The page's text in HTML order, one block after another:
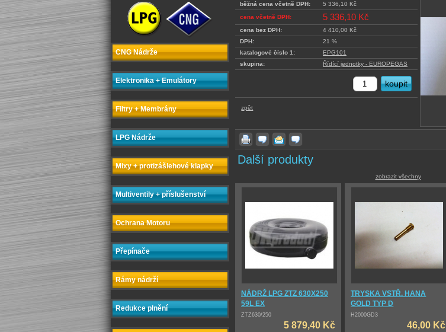
CNG Nádrže
Elektronika + Emulátory
Filtry + Membrány
LPG Nádrže
Mixy + protizášlehové klapky
Multiventily + příslušenství
Ochrana Motoru
Přepínače
Rámy nádrží
Redukce plnění
běžná cena včetně DPH:
5 336,10 Kč
cena včetně DPH:
5 336,10 Kč
cena bez DPH:
4 410,00 Kč
DPH:
21 %
katalogové číslo 1:
EPG101
skupina:
Řídící jednotky - EUROPEGAS
zpět
Další produkty
zobrazit všechny
NÁDRŽ LPG ZTZ 630X250
59L EX
ZTZ630/250
5 879,40 Kč
TRYSKA VSTŘ. HANA
GOLD TYP D
H2000GD3
46,00 Kč